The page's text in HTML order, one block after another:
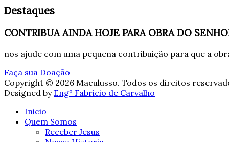
Destaques
CONTRIBUA AINDA HOJE PARA OBRA DO
nos ajude com uma pequena contribuição para que a
Faça sua Doação
Copyright © 2026 Maculusso. Todos os direitos
Designed by Engº Fabricio de Carvalho
Inicio
Quem Somos
Receber Jesus